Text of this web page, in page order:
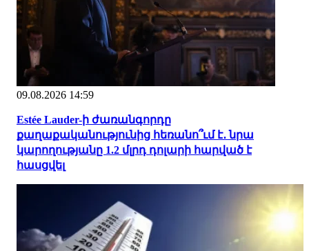
09.08.2026 14:59
Estée Lauder-ի ժառանգորդը
քաղաքականությունից հեռանո՞ւմ է․ նրա
կարողությանը 1.2 մլրդ դոլարի հարված է
հասցվել